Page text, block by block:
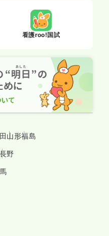
看護roo!国試
山形福島
長野